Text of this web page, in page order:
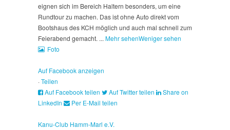
eignen sich im Bereich Haltern besonders, um eine
Rundtour zu machen. Das ist ohne Auto direkt vom
Bootshaus des KCH möglich und auch mal schnell zum
Feierabend gemacht. ... Mehr sehenWeniger sehen
Foto
Auf Facebook anzeigen
·Teilen
Auf Facebook teilen
Auf Twitter teilen
Share on
LinkedIn
Per E-Mail teilen
Kanu-Club Hamm-Marl e.V.